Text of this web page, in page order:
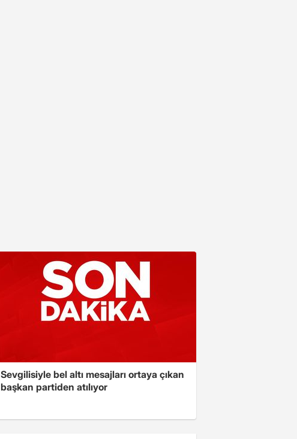
Sevgilisiyle bel altı mesajları ortaya çıkan
başkan partiden atılıyor